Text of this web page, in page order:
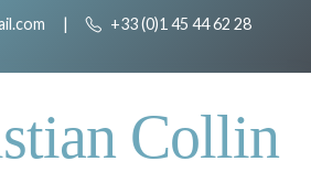
| +33 (0)1 45 44 62 28
Collin